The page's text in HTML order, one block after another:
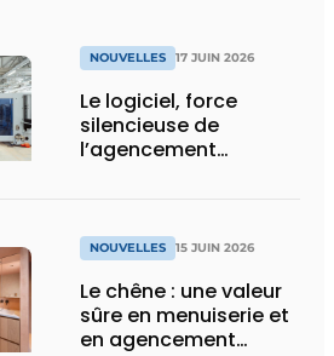
NOUVELLES 17 JUIN 2026
Le logiciel, force
silencieuse de
l’agencement
NOUVELLES 15 JUIN 2026
Le chêne : une valeur
sûre en menuiserie et
en agencement